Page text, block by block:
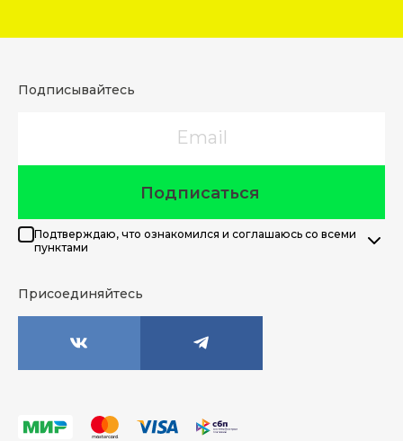
Подписывайтесь
Подписаться
Подтверждаю, что ознакомился и соглашаюсь со всеми
пунктами
Присоединяйтесь